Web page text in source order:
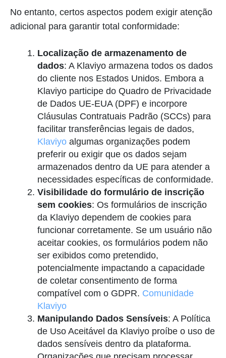
No entanto, certos aspectos podem exigir atenção
adicional para garantir total conformidade:
Localização de armazenamento de
dados: A Klaviyo armazena todos os dados
do cliente nos Estados Unidos. Embora a
Klaviyo participe do Quadro de Privacidade
de Dados UE-EUA (DPF) e incorpore
Cláusulas Contratuais Padrão (SCCs) para
facilitar transferências legais de dados,
Klaviyo algumas organizações podem
preferir ou exigir que os dados sejam
armazenados dentro da UE para atender a
necessidades específicas de conformidade.
Visibilidade do formulário de inscrição
sem cookies: Os formulários de inscrição
da Klaviyo dependem de cookies para
funcionar corretamente. Se um usuário não
aceitar cookies, os formulários podem não
ser exibidos como pretendido,
potencialmente impactando a capacidade
de coletar consentimento de forma
compatível com o GDPR. Comunidade
Klaviyo
Manipulando Dados Sensíveis: A Política
de Uso Aceitável da Klaviyo proíbe o uso de
dados sensíveis dentro da plataforma.